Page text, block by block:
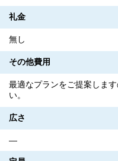
礼金
無し
その他費用
最適なプランをご提案しま
い。
広さ
―